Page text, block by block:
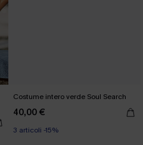
Costume intero verde Soul Search
40,00 €
3 articoli -15%